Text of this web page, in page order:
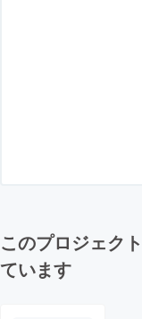
このプロジェク
ています